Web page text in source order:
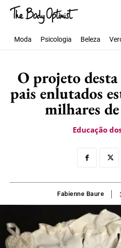
Moda Psicologia Beleza
O projeto
pais enlutados
milhares de
Educação
Fabienne Baure